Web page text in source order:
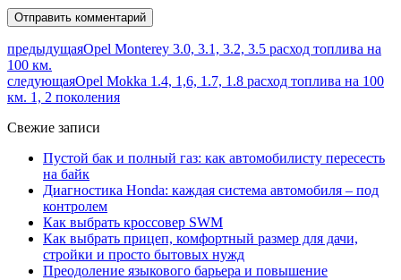
предыдущаяOpel Monterey 3.0, 3.1, 3.2, 3.5 расход топлива на
100 км.
следующаяOpel Mokka 1.4, 1,6, 1.7, 1.8 расход топлива на 100
км. 1, 2 поколения
Свежие записи
Пустой бак и полный газ: как автомобилисту пересесть
на байк
Диагностика Honda: каждая система автомобиля – под
контролем
Как выбрать кроссовер SWM
Как выбрать прицеп, комфортный размер для дачи,
стройки и просто бытовых нужд
Преодоление языкового барьера и повышение